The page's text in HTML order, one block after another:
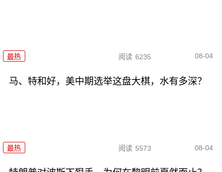
最热 阅读 6235 08-04
马、特和好，美中期选举这盘大棋，水有多深？
最热 阅读 5573 08-04